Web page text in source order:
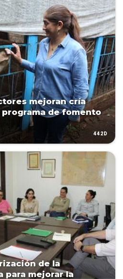
mejoran cría
de fomento
442D
de la
para mejorar la